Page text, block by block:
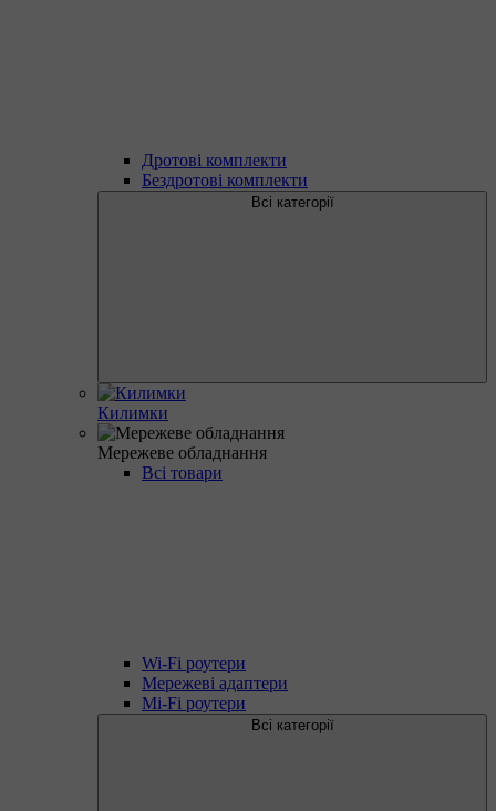
Дротові комплекти
Бездротові комплекти
Всі категорії
Килимки
Мережеве обладнання
Всі товари
Wi-Fi роутери
Мережеві адаптери
Mi-Fi роутери
Всі категорії